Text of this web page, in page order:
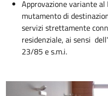
Approvazione variante
mutamento di
servizi strettamente
residenziale, ai sensi
23/85 e s.m.i.